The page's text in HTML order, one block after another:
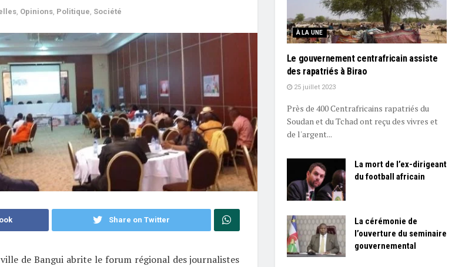
, Opinions, Politique Société
Share on Twitter
de Bangui abrite le forum régional des journalistes
À LA UNE
Le gouvernement centrafricain assiste
des rapatriés à Birao
25 juillet 2023
Près de 400 Centrafricains rapatriés du
Soudan et du Tchad ont reçu des vivres et
de l'argent...
La mort de l’ex-dirigeant
du football africain
La cérémonie de
l’ouverture du seminaire
gouvernemental